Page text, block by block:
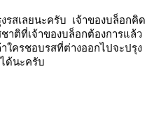
รสเลยนะครับ เจ้าของบล็อกคิด
าติที่เจ้าของบล็อกต้องการแล้ว
ครชอบรสที่ต่างออกไปจะปรุง
ด้นะครับ